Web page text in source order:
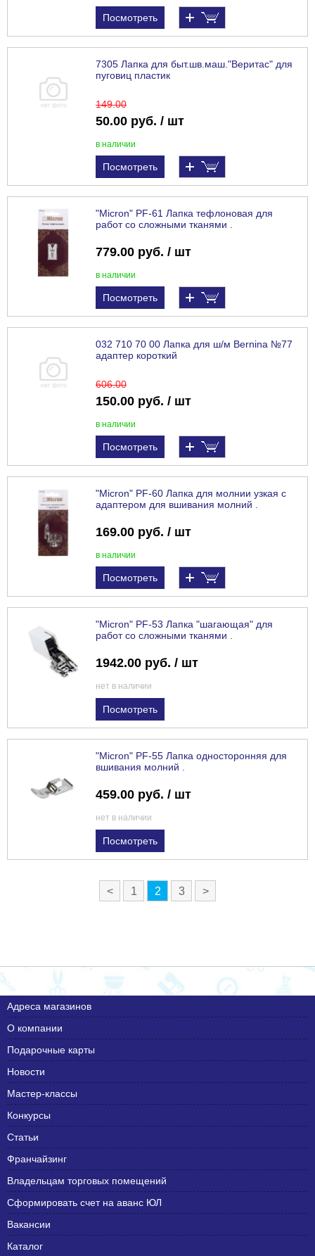
Посмотреть
7305 Лапка для быт.шв.маш."Веритас" для
пуговиц пластик
149.00
50.00 руб. / шт
в наличии
Посмотреть
"Micron" PF-61 Лапка тефлоновая для
работ со сложными тканями .
779.00 руб. / шт
в наличии
Посмотреть
032 710 70 00 Лапка для ш/м Bernina №77
адаптер короткий
606.00
150.00 руб. / шт
в наличии
Посмотреть
"Micron" PF-60 Лапка для молнии узкая с
адаптером для вшивания молний .
169.00 руб. / шт
в наличии
Посмотреть
"Micron" PF-53 Лапка "шагающая" для
работ со сложными тканями .
1942.00 руб. / шт
нет в наличии
Посмотреть
"Micron" PF-55 Лапка односторонняя для
вшивания молний .
459.00 руб. / шт
нет в наличии
Посмотреть
< 1 2 3 >
Адреса магазинов
О компании
Подарочные карты
Новости
Мастер-классы
Конкурсы
Статьи
Франчайзинг
Владельцам торговых помещений
Сформировать счет на аванс ЮЛ
Вакансии
Каталог